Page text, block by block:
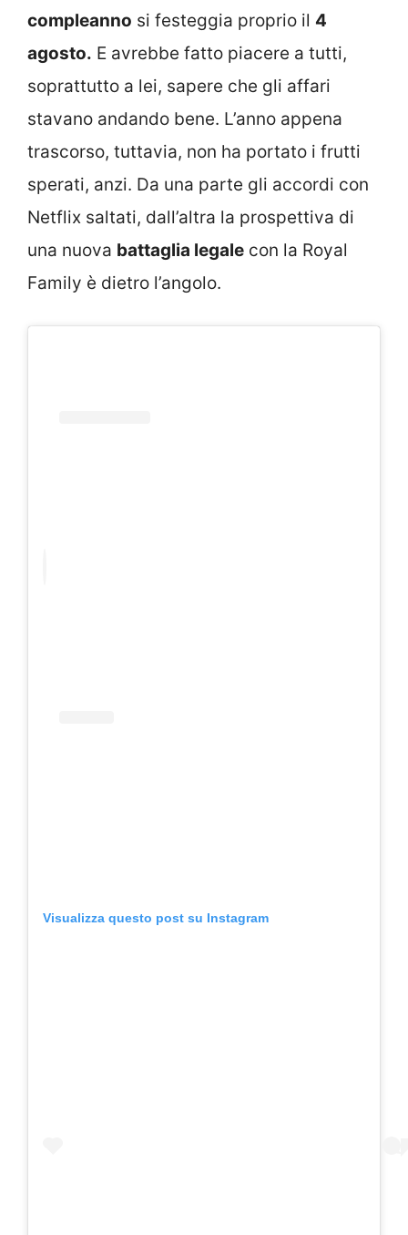
compleanno si festeggia proprio il 4
agosto. E avrebbe fatto piacere a tutti,
soprattutto a lei, sapere che gli affari
stavano andando bene. L’anno appena
trascorso, tuttavia, non ha portato i frutti
sperati, anzi. Da una parte gli accordi con
Netflix saltati, dall’altra la prospettiva di
una nuova battaglia legale con la Royal
Family è dietro l’angolo.
Visualizza questo post su Instagram